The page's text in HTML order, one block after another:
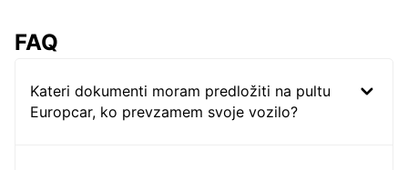
FAQ
Kateri dokumenti moram predložiti na pultu
Europcar, ko prevzamem svoje vozilo?